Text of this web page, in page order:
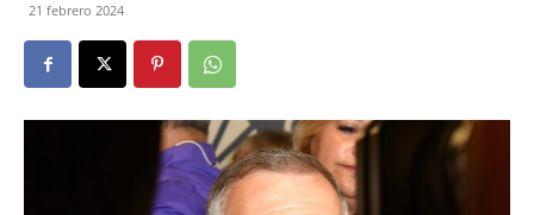
21 febrero 2024